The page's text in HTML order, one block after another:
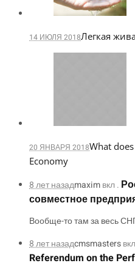
14 ИЮЛЯ 2018Легкая
20 ЯНВАРЯ 2018What
Economy
8 лет назадmaximвкл .
совместное
Вообще-то там за весь
8 лет назадcmsmasters
Referendum on the